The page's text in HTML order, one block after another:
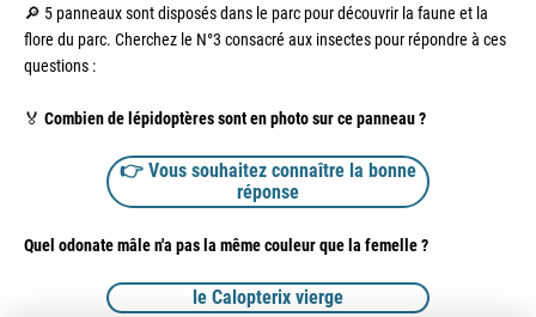
🔎 5 panneaux sont disposés dans le parc pour découvrir la faune et la
flore du parc. Cherchez le N°3 consacré aux insectes pour répondre à ces
questions :
🏅 Combien de lépidoptères sont en photo sur ce panneau ?
👉 Vous souhaitez connaître la bonne
réponse
Quel odonate mâle n'a pas la même couleur que la femelle ?
le Calopterix vierge